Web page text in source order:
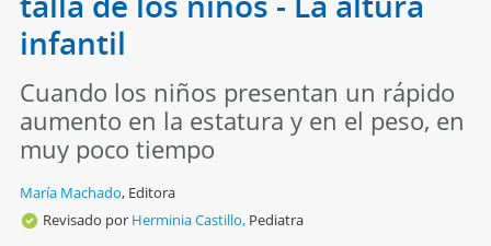
infantil
Cuando los niños presentan un rápido
aumento en la estatura y en el peso, en
muy poco tiempo
María Machado, Editora
Revisado por Herminia Castillo, Pediatra